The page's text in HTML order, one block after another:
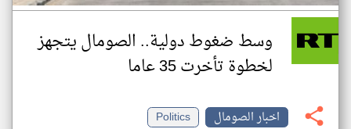
وسط ضغوط دولية.. الصومال يتجهز
لخطوة تأخرت 35 عاما
اخبار الصومال
Politics